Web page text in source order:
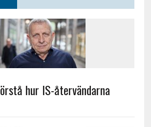
hur IS-återvändarna